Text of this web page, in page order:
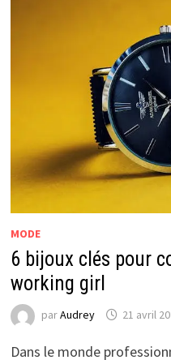
MODE
6 bijoux clés pour
working girl
parAudrey 21 avril
Dans le monde